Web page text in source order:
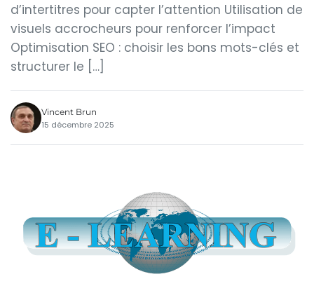
d’intertitres pour capter l’attention Utilisation de
visuels accrocheurs pour renforcer l’impact
Optimisation SEO : choisir les bons mots-clés et
structurer le […]
Vincent Brun
15 décembre 2025